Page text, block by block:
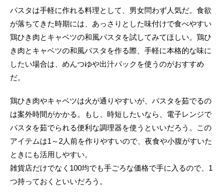
パスタは手軽に作れる料理として、男女問わず人気だ。食欲
が落ちてきた時期には、あっさりとした味付けで食べやすい
鶏ひき肉とキャベツの和風パスタを試してみてほしい。鶏ひ
き肉とキャベツの和風パスタを作る際、手軽に本格的な味に
したい場合は、めんつゆや出汁パックを使うのがおすすめ
だ。
鶏ひき肉やキャベツは火が通りやすいが、パスタを茹でるの
は案外時間がかかる。もし、時短したいなら、電子レンジで
パスタを茹でられる便利な調理器を使うといいだろう。この
アイテムは1～2人前を作りやすいので、夜食や小腹がすいた
ときにも活用しやすい。
雑貨店だけでなく100均でも手ごろな価格で手に入るので、1
つ持っておくといいだろう。